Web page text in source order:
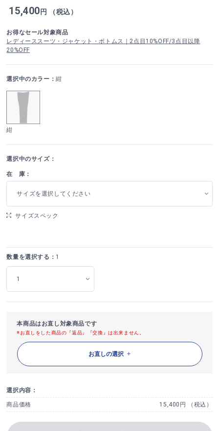
15,400円 （税込）
お得なセール対象商品
レディーススーツ・ジャケット・ボトムス｜2点目10%OFF/3点目以降
20%OFF
選択中のカラー：紺
紺
選択中のサイズ：
在 庫：
サイズを選択してください
サイズスペック
数量を選択する： 1
本商品はお直し対象商品です
※お直しをした商品の『返品』『交換』は出来ません。
お直しの選択
選択内容：
商品価格 15,400円 （税込）